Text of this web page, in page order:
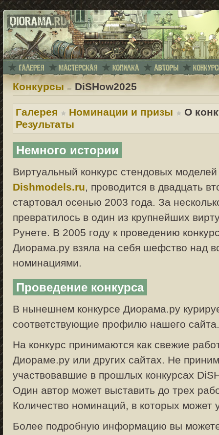
Конкурсы DiSHow2025
Галерея Номинации и призы
О
Результаты
Немного истории
Виртуальный конкурс стендовых
Dishmodels.ru, проводится в двадцать
стартовал осенью 2003 года. За
превратилось в один из крупнейших
Рунете. В 2005 году к проведению
Диорама.ру взяла на себя шефство над
номинациями.
Проведение конкурса
В нынешнем конкурсе Диорама.ру
соответствующие профилю нашего сайта.
На конкурс принимаются как свежие
Диораме.ру или других сайтах. Не
участвовавшие в прошлых конкурсах
Один автор может выставить до трех
Количество номинаций, в которых может
Более подробную информацию вы